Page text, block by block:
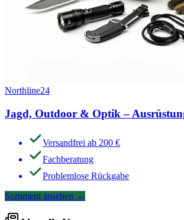
Northline24
Jagd, Outdoor & Optik –
Versandfrei ab 200 €
Fachberatung
Problemlose Rückgabe
Sortiment ansehen →